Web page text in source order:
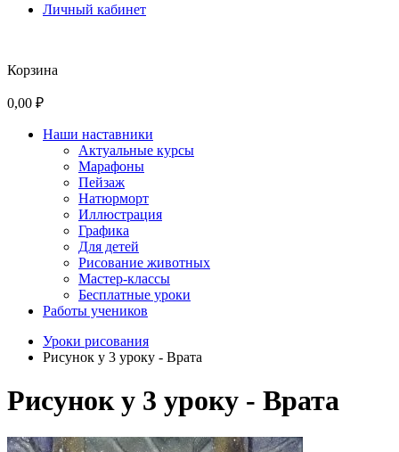
Личный кабинет
Корзина
0,00 ₽
Наши наставники
Актуальные курсы
Марафоны
Пейзаж
Натюрморт
Иллюстрация
Графика
Для детей
Рисование животных
Мастер-классы
Бесплатные уроки
Работы учеников
Уроки рисования
Рисунок у 3 уроку - Врата
Рисунок у 3 уроку - Врата